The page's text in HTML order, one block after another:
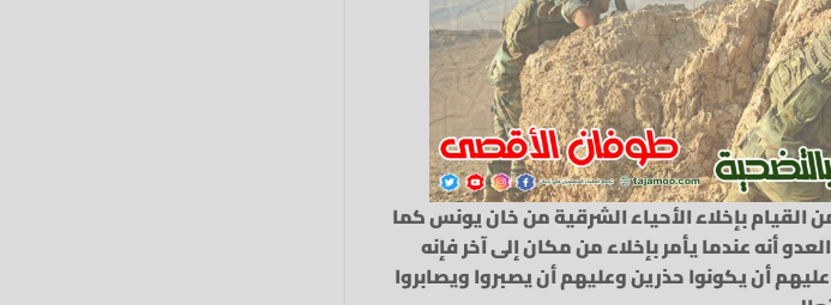
القيام بإخلاء الأحياء الشرقية من خان يونس كما
أنه عندما يأمر بإخلاء من مكان إلى آخر فإنه
أن يكونوا حذرين وعليهم أن يصبروا ويصابروا